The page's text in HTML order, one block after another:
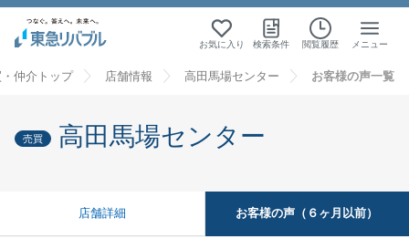
お気に入り 検索条件 閲覧履歴 メニュー
仲介トップ 店舗情報 高田馬場センター お客様の声一覧
売買 高田馬場センター
店舗詳細 お客様の声（６ヶ月以前）